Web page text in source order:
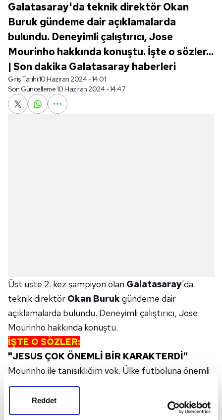
Reddet
Galatasaray'da teknik direktör Okan
Buruk gündeme dair açıklamalarda
bulundu. Deneyimli çalıştırıcı, Jose
Mourinho hakkında konuştu. İşte o sözler...
| Son dakika Galatasaray haberleri
Giriş Tarihi:10 Haziran 2024 - 14:01
Son Güncelleme:10 Haziran 2024 - 14:47
Üst üste 2. kez şampiyon olan Galatasaray'da
teknik direktör Okan Burukgündeme dair
açıklamalarda bulundu. Deneyimli çalıştırıcı, Jose
Mourinho hakkında konuştu.
İŞTE O SÖZLER:
"JESUS ÇOK ÖNEMLİ BİR KARAKTERDİ"
Mourinho ile tanışıklığım yok. Ülke futboluna önemli
katkı sağlayacak biri. Çok büyük ses getirdi. Genel
olarak ülke futbolu önemli. Benim için karşı takımın
hocası çok fark etmiyor. Geçen sene de aynı şekilde.